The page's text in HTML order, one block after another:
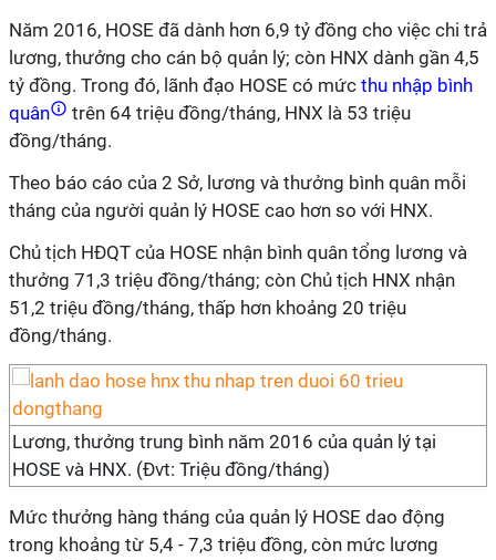
Năm 2016, HOSE đã dành hơn 6,9 tỷ đồng cho việc chi trả
lương, thưởng cho cán bộ quản lý; còn HNX dành gần 4,5
tỷ đồng. Trong đó, lãnh đạo HOSE có mức thu nhập bình
quân
trên 64 triệu đồng/tháng, HNX là 53 triệu
đồng/tháng.
Theo báo cáo của 2 Sở, lương và thưởng bình quân mỗi
tháng của người quản lý HOSE cao hơn so với HNX.
Chủ tịch HĐQT của HOSE nhận bình quân tổng lương và
thưởng 71,3 triệu đồng/tháng; còn Chủ tịch HNX nhận
51,2 triệu đồng/tháng, thấp hơn khoảng 20 triệu
đồng/tháng.
Lương, thưởng trung bình năm 2016 của quản lý tại
HOSE và HNX. (Đvt: Triệu đồng/tháng)
Mức thưởng hàng tháng của quản lý HOSE dao động
trong khoảng từ 5,4 - 7,3 triệu đồng, còn mức lương